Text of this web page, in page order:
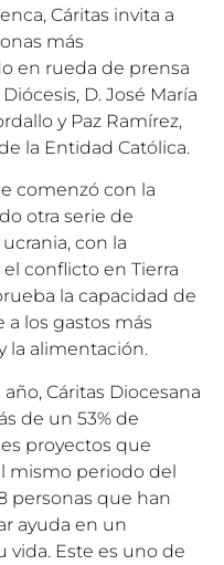
Cáritas invita a
más
en rueda de prensa
D. José María
y Paz Ramírez,
la Entidad Católica.
comenzó con la
otra serie de
con la
conflicto en Tierra
la capacidad de
a los gastos más
la alimentación.
Cáritas Diocesana
de un 53% de
proyectos que
mismo periodo del
personas que han
ayuda en un
Este es uno de